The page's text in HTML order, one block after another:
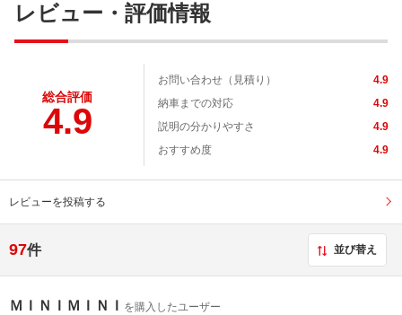
レビュー・評価情報
総合評価
4.9
お問い合わせ（見積り）
4.9
納車までの対応
4.9
説明の分かりやすさ
4.9
おすすめ度
4.9
レビューを投稿する
97件 並び替え
ＭＩＮＩＭＩＮＩ を購入したユーザー